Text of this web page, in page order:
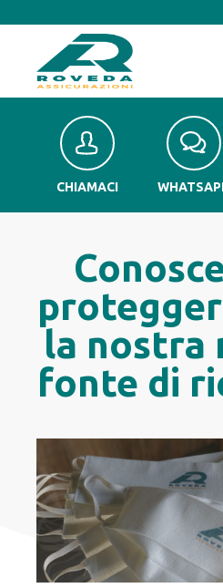
CHIAMACI
la nostra
fonte di